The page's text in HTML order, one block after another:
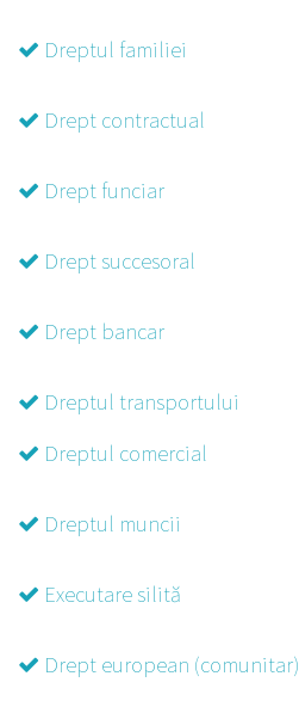
Dreptul familiei
Drept contractual
Drept funciar
Drept succesoral
Drept bancar
Dreptul transportului
Dreptul comercial
Dreptul muncii
Executare silită
Drept european (comunitar)